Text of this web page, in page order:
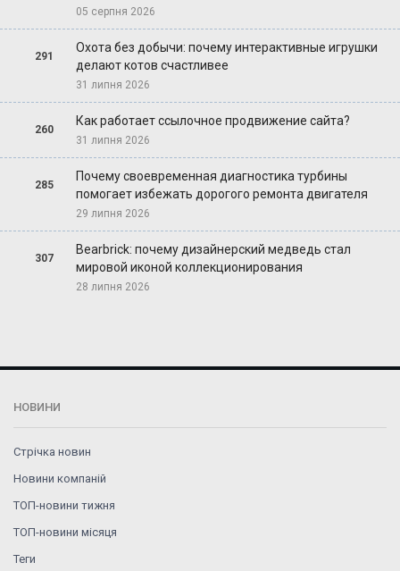
05 серпня 2026
291
Охота без добычи: почему интерактивные игрушки
делают котов счастливее
31 липня 2026
260
Как работает ссылочное продвижение сайта?
31 липня 2026
285
Почему своевременная диагностика турбины
помогает избежать дорогого ремонта двигателя
29 липня 2026
307
Bearbrick: почему дизайнерский медведь стал
мировой иконой коллекционирования
28 липня 2026
НОВИНИ
Стрічка новин
Новини компаній
ТОП-новини тижня
ТОП-новини місяця
Теги